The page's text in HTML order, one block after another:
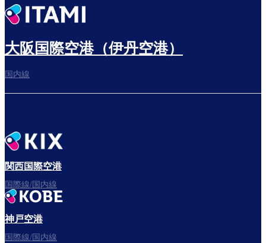
搭乗ゲートへ
フライトをお楽しみください。
大阪国際空港（伊丹空港）
国内線
関西国際空港
国際線/国内線
神戸空港
国際線/国内線